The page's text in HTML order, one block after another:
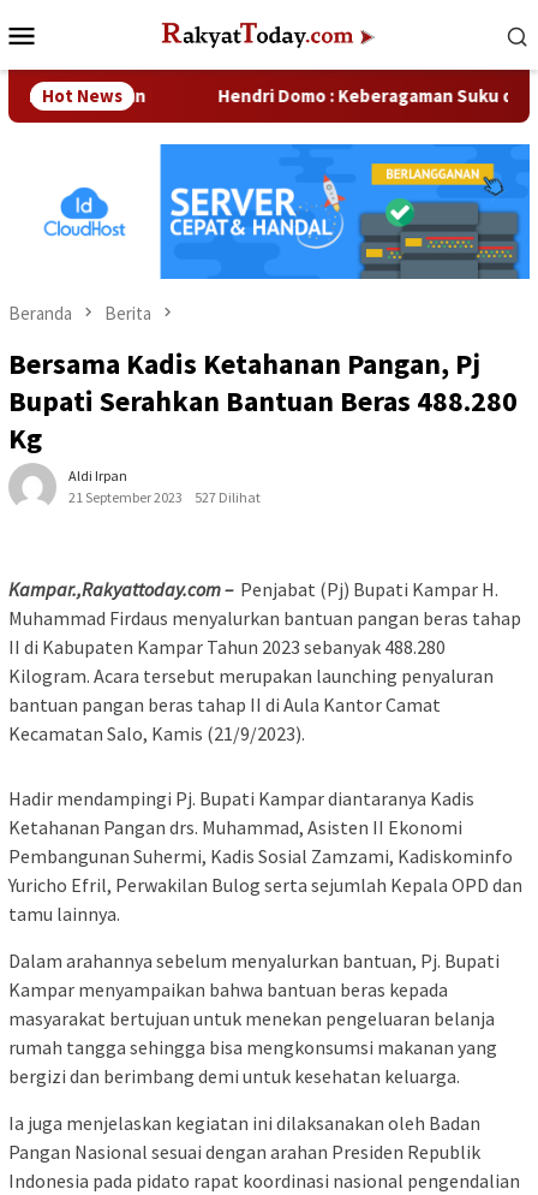
ke
Mobile
Hot News Hendri Domo : Keberagaman Suku dan Budaya
Beranda Berita
Bersama Kadis Ketahanan Pangan, Pj
Bupati Serahkan Bantuan Beras 488.280
Kg
Aldi Irpan
21 September 2023
527 Dilihat
Kampar.,Rakyattoday.com –Penjabat (Pj) Bupati Kampar H.
Muhammad Firdaus menyalurkan bantuan pangan beras tahap
II di Kabupaten Kampar Tahun 2023 sebanyak 488.280
Kilogram. Acara tersebut merupakan launching penyaluran
bantuan pangan beras tahap II di Aula Kantor Camat
Kecamatan Salo, Kamis (21/9/2023).
Hadir mendampingi Pj. Bupati Kampar diantaranya Kadis
Ketahanan Pangan drs. Muhammad, Asisten II Ekonomi
Pembangunan Suhermi, Kadis Sosial Zamzami, Kadiskominfo
Yuricho Efril, Perwakilan Bulog serta sejumlah Kepala OPD dan
tamu lainnya.
Dalam arahannya sebelum menyalurkan bantuan, Pj. Bupati
Kampar menyampaikan bahwa bantuan beras kepada
masyarakat bertujuan untuk menekan pengeluaran belanja
rumah tangga sehingga bisa mengkonsumsi makanan yang
bergizi dan berimbang demi untuk kesehatan keluarga.
Ia juga menjelaskan kegiatan ini dilaksanakan oleh Badan
Pangan Nasional sesuai dengan arahan Presiden Republik
Indonesia pada pidato rapat koordinasi nasional pengendalian